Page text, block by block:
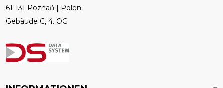
61-131 Poznań | Polen
Gebäude C, 4. OG